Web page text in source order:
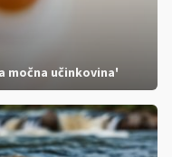
močna učinkovina'